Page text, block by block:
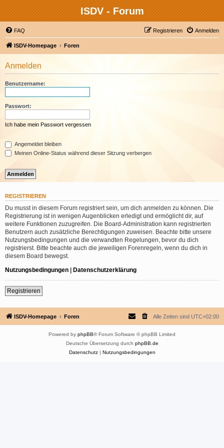
ISDV - Forum
FAQ Anmelden
Registrieren
ISDV-Homepage Foren
Anmelden
Benutzername:
Passwort:
Ich habe mein Passwort vergessen
Angemeldet bleiben
Meinen Online-Status während dieser Sitzung verbergen
REGISTRIEREN
Du musst in diesem Forum registriert sein, um dich anmelden zu können. Die
Registrierung ist in wenigen Augenblicken erledigt und ermöglicht dir, auf
weitere Funktionen zuzugreifen. Die Board-Administration kann registrierten
Benutzern auch zusätzliche Berechtigungen zuweisen. Beachte bitte unsere
Nutzungsbedingungen und die verwandten Regelungen, bevor du dich
registrierst. Bitte beachte auch die jeweiligen Forenregeln, wenn du dich in
diesem Board bewegst.
Nutzungsbedingungen | Datenschutzerklärung
Registrieren
ISDV-Homepage Foren Alle Zeiten sind UTC+02:00
Powered by phpBB® Forum Software © phpBB Limited
Deutsche Übersetzung durch phpBB.de
Datenschutz| Nutzungsbedingungen